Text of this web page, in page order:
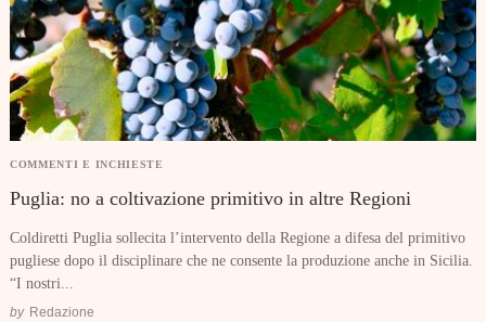
COMMENTI E INCHIESTE
Puglia: no a coltivazione primitivo in altre Regioni
Coldiretti Puglia sollecita l’intervento della Regione a difesa del primitivo
pugliese dopo il disciplinare che ne consente la produzione anche in Sicilia.
“I nostri...
by Redazione
Search
for: